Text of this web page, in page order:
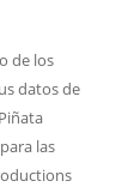
de los
datos de
las